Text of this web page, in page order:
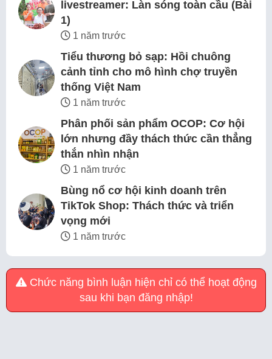
livestreamer: Làn sóng toàn cầu (Bài
1)
1 năm trước
Tiểu thương bỏ sạp: Hồi chuông
cảnh tỉnh cho mô hình chợ truyền
thống Việt Nam
1 năm trước
Phân phối sản phẩm OCOP: Cơ hội
lớn nhưng đầy thách thức cần thẳng
thắn nhìn nhận
1 năm trước
Bùng nổ cơ hội kinh doanh trên
TikTok Shop: Thách thức và triển
vọng mới
1 năm trước
Chức năng bình luận hiện chỉ có thể hoạt động
sau khi bạn đăng nhập!